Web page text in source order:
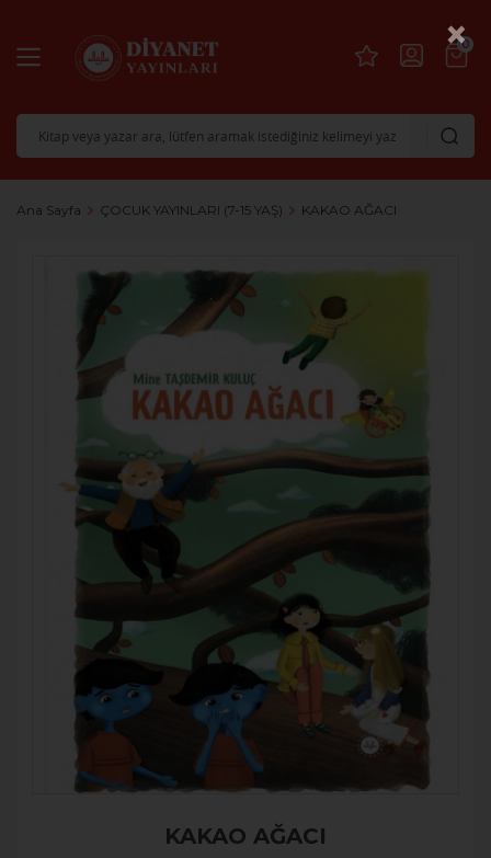
0
Ana Sayfa ÇOCUK YAYINLARI (7-15 YAŞ) KAKAO AĞACI
KAKAO AĞACI
×